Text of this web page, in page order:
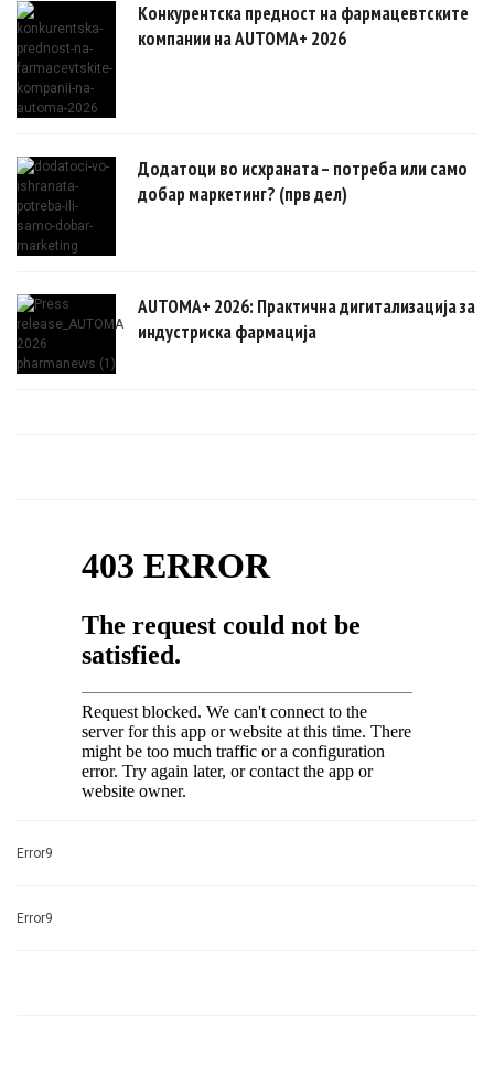
Конкурентска предност на фармацевтските
компании на AUTOMA+ 2026
Додатоци во исхраната – потреба или само
добар маркетинг? (прв дел)
AUTOMA+ 2026: Практична дигитализација за
индустриска фармација
Error9
Error9